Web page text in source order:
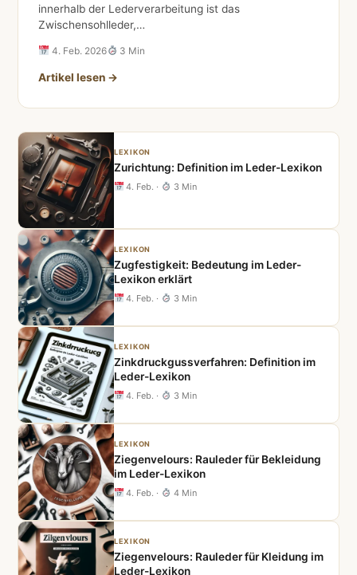
innerhalb der Lederverarbeitung ist das
Zwischensohlleder,…
4. Feb. 2026 3 Min
Artikel lesen →
LEXIKON
Zurichtung: Definition im Leder-Lexikon
4. Feb. · 3 Min
LEXIKON
Zugfestigkeit: Bedeutung im Leder-
Lexikon erklärt
4. Feb. · 3 Min
LEXIKON
Zinkdruckgussverfahren: Definition im
Leder-Lexikon
4. Feb. · 3 Min
LEXIKON
Ziegenvelours: Rauleder für Bekleidung
im Leder-Lexikon
4. Feb. · 4 Min
LEXIKON
Ziegenvelours: Rauleder für Kleidung im
Leder-Lexikon